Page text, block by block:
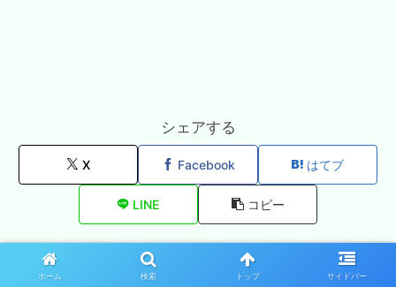
シェアする
X Facebook はてブ
LINE コピー
あきひとをフォローする
ホーム 検索 トップ サイドバー